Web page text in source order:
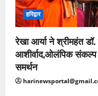
हरिद्वार
रेखा आर्या ने श्रीमहंत डॉ.
आशीर्वाद,ओलंपिक संकल्प
समर्थन